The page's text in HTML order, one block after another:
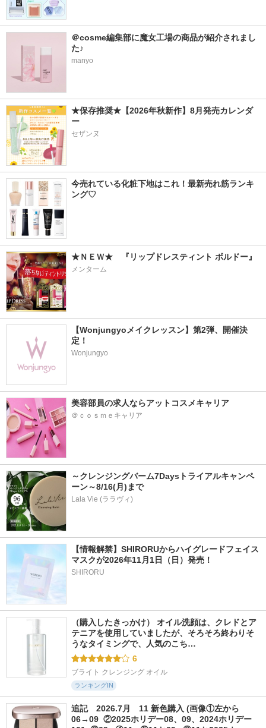
＠cosme編集部に魔女工場の商品が紹介されまし
た♪
manyo
★保存推奨★【2026年秋新作】8月発売カレンダ
ー
セザンヌ
今売れている化粧下地はこれ！最新売れ筋ランキ
ング♡
★ＮＥＷ★　『リップドレスティント ボルドー』
メンターム
【Wonjungyoメイクレッスン】第2弾、開催決
定！
Wonjungyo
美容部員の求人ならアットコスメキャリア
＠ｃｏｓｍｅキャリア
～クレンジングバーム7Daysトライアルキャンペ
ーン～8/16(月)まで
Lala Vie (ララヴィ)
【情報解禁】SHIRORUからハイグレードフェイス
マスクが2026年11月1日（日）発売！
SHIRORU
（購入したきっかけ） オイル洗顔は、クレドとア
テニアを使用していましたが、そろそろ終わりそ
うなタイミングで、人気のこち…
6
ブライト クレンジング オイル
ランキングIN
追記　2026.7月　11 新色購入 (画像①左から
06→09  ②2025ホリデー08、09、2024ホリデー